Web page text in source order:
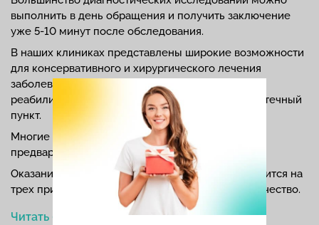
выполнить в день обращения и получить заключение
уже 5-10 минут после обследования.
В наших клиниках представлены широкие возможности
для консервативного и хирургического лечения
заболеваний, а также послеоперационной
реабилитации. Для вашего удобства работает аптечный
пункт.
Многие услуги можно получить на дому или без
предварительной записи.
Оказание медицинской помощи в клиниках строится на
трех принципах: доступность, человечность и качество.
Читать больше